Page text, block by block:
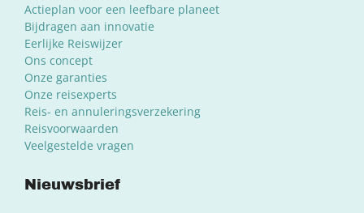
Actieplan voor een leefbare planeet
Bijdragen aan innovatie
Eerlijke Reiswijzer
Ons concept
Onze garanties
Onze reisexperts
Reis- en annuleringsverzekering
Reisvoorwaarden
Veelgestelde vragen
Nieuwsbrief